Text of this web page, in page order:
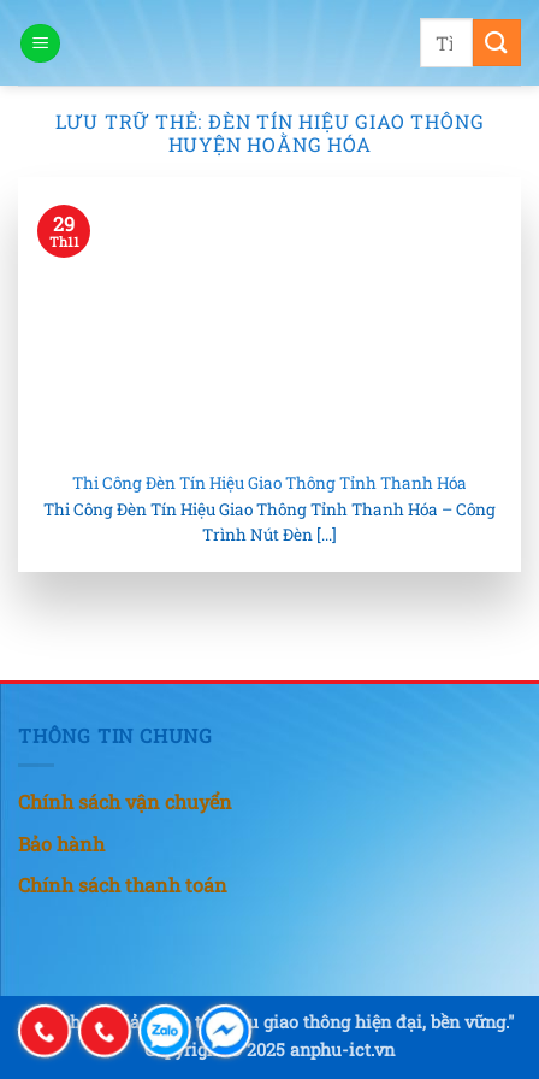
qua
Tìm
LƯU TRỮ THẺ: ĐÈN TÍN HIỆU GIAO THÔNG
HUYỆN HOẰNG HÓA
Thi Công Đèn Tín Hiệu Giao Thông Tỉnh Thanh Hóa
Thi Công Đèn Tín Hiệu Giao Thông Tỉnh Thanh Hóa – Công
Trình Nút Đèn [...]
29
Th11
THÔNG TIN CHUNG
Chính sách vận chuyển
Bảo hành
Chính sách thanh toán
"An Phú – Giải pháp tín hiệu giao thông hiện đại, bền vững."
Copyright © 2025 anphu-ict.vn